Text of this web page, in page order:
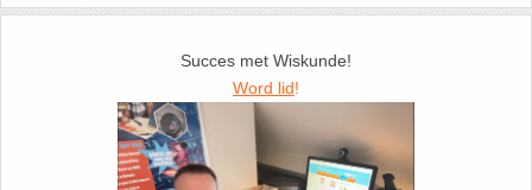
Succes met Wiskunde!
Word lid!
23. Oppervlakte kegel
25. Oppervlakte trapezium